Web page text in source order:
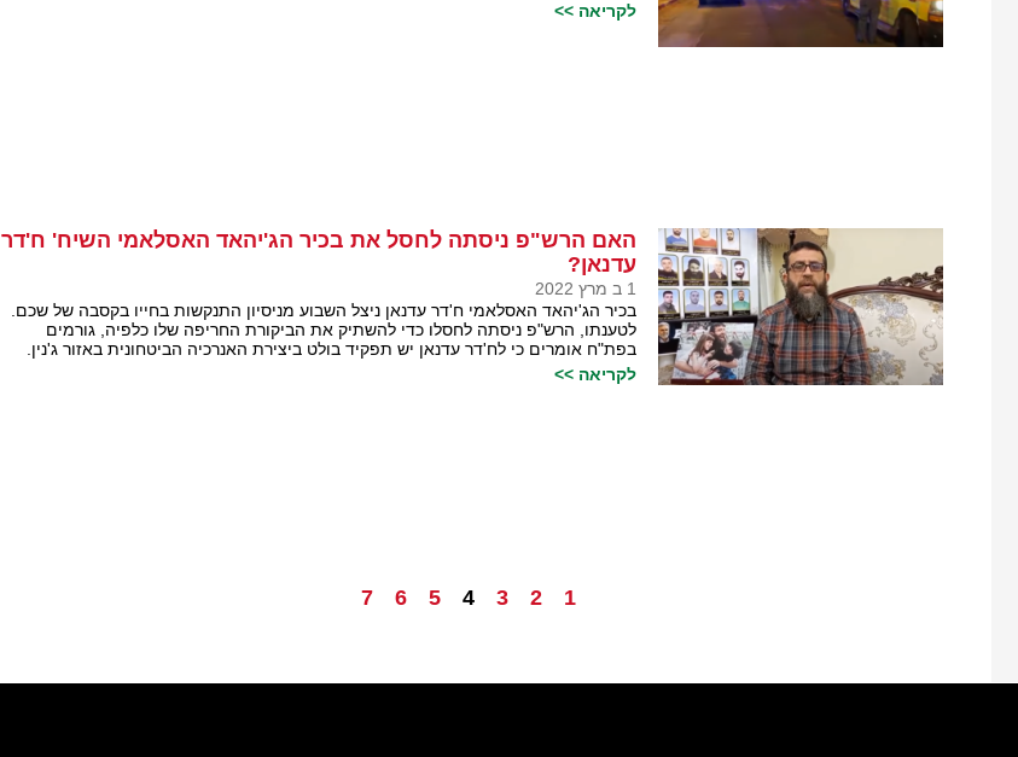
לקריאה >>
האם הרש"פ ניסתה לחסל את בכיר הג'יהאד האסלאמי השיח' ח'דר
עדנאן?
1 ב מרץ 2022
בכיר הג'יהאד האסלאמי ח'דר עדנאן ניצל השבוע מניסיון התנקשות בחייו בקסבה של שכם.
לטענתו, הרש"פ ניסתה לחסלו כדי להשתיק את הביקורת החריפה שלו כלפיה, גורמים
בפת"ח אומרים כי לח'דר עדנאן יש תפקיד בולט ביצירת האנרכיה הביטחונית באזור ג'נין.
לקריאה >>
1
2
3
4
5
6
7